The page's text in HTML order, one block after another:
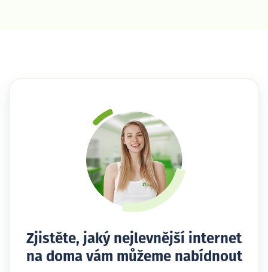
Zjistěte, jaký nejlevnější internet
na doma vám můžeme nabídnout